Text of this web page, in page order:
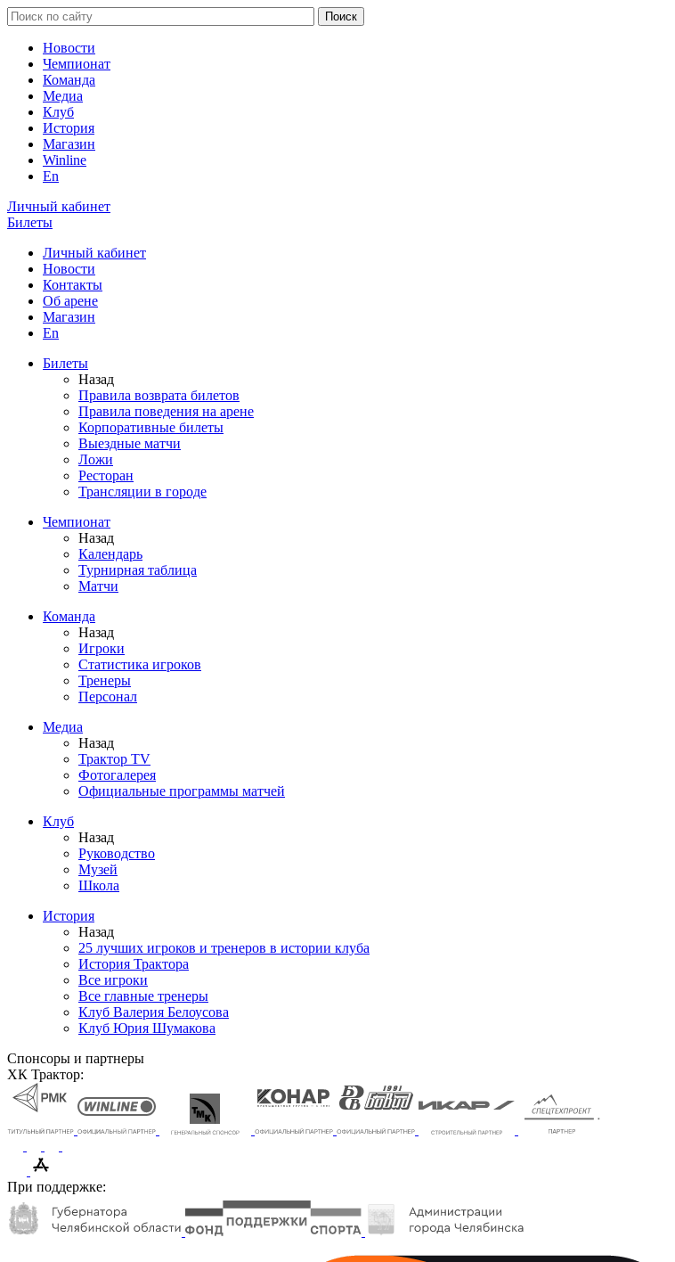
Новости
Чемпионат
Команда
Медиа
Клуб
История
Магазин
Winline
En
Личный кабинет
Билеты
Личный кабинет
Новости
Контакты
Об арене
Магазин
En
Билеты
Назад
Правила возврата билетов
Правила поведения на арене
Корпоративные билеты
Выездные матчи
Ложи
Ресторан
Трансляции в городе
Чемпионат
Назад
Календарь
Турнирная таблица
Матчи
Команда
Назад
Игроки
Статистика игроков
Тренеры
Персонал
Медиа
Назад
Трактор TV
Фотогалерея
Официальные программы матчей
Клуб
Назад
Руководство
Музей
Школа
История
Назад
25 лучших игроков и тренеров в истории клуба
История Трактора
Все игроки
Все главные тренеры
Клуб Валерия Белоусова
Клуб Юрия Шумакова
Спонсоры и партнеры
ХК Трактор:
При поддержке: